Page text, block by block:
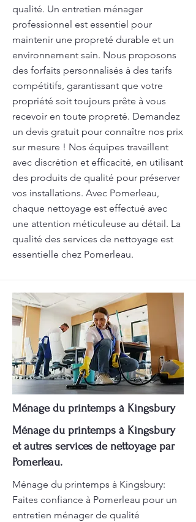
qualité. Un entretien ménager
professionnel est essentiel pour
maintenir une propreté durable et un
environnement sain. Nous proposons
des forfaits personnalisés à des tarifs
compétitifs, garantissant que votre
propriété soit toujours prête à vous
recevoir en toute propreté. Demandez
un devis gratuit pour connaître nos prix
sur mesure ! Nos équipes travaillent
avec discrétion et efficacité, en utilisant
des produits de qualité pour préserver
vos installations. Avec Pomerleau,
chaque nettoyage est effectué avec
une attention méticuleuse au détail. La
qualité des services de nettoyage est
essentielle chez Pomerleau.
Ménage du printemps à Kingsbury
Ménage du printemps à Kingsbury
et autres services de nettoyage par
Pomerleau.
Ménage du printemps à Kingsbury:
Faites confiance à Pomerleau pour un
entretien ménager de qualité